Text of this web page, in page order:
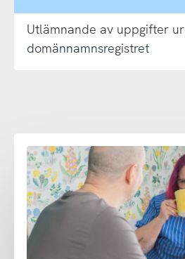
Utlämnande av uppgifter ur
domännamnsregistret